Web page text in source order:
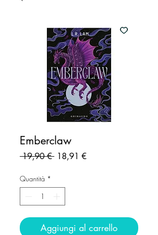
Emberclaw
19,90 € Prezzo
18,91 €Prezzo
Quantità *
Aggiungi al carrello